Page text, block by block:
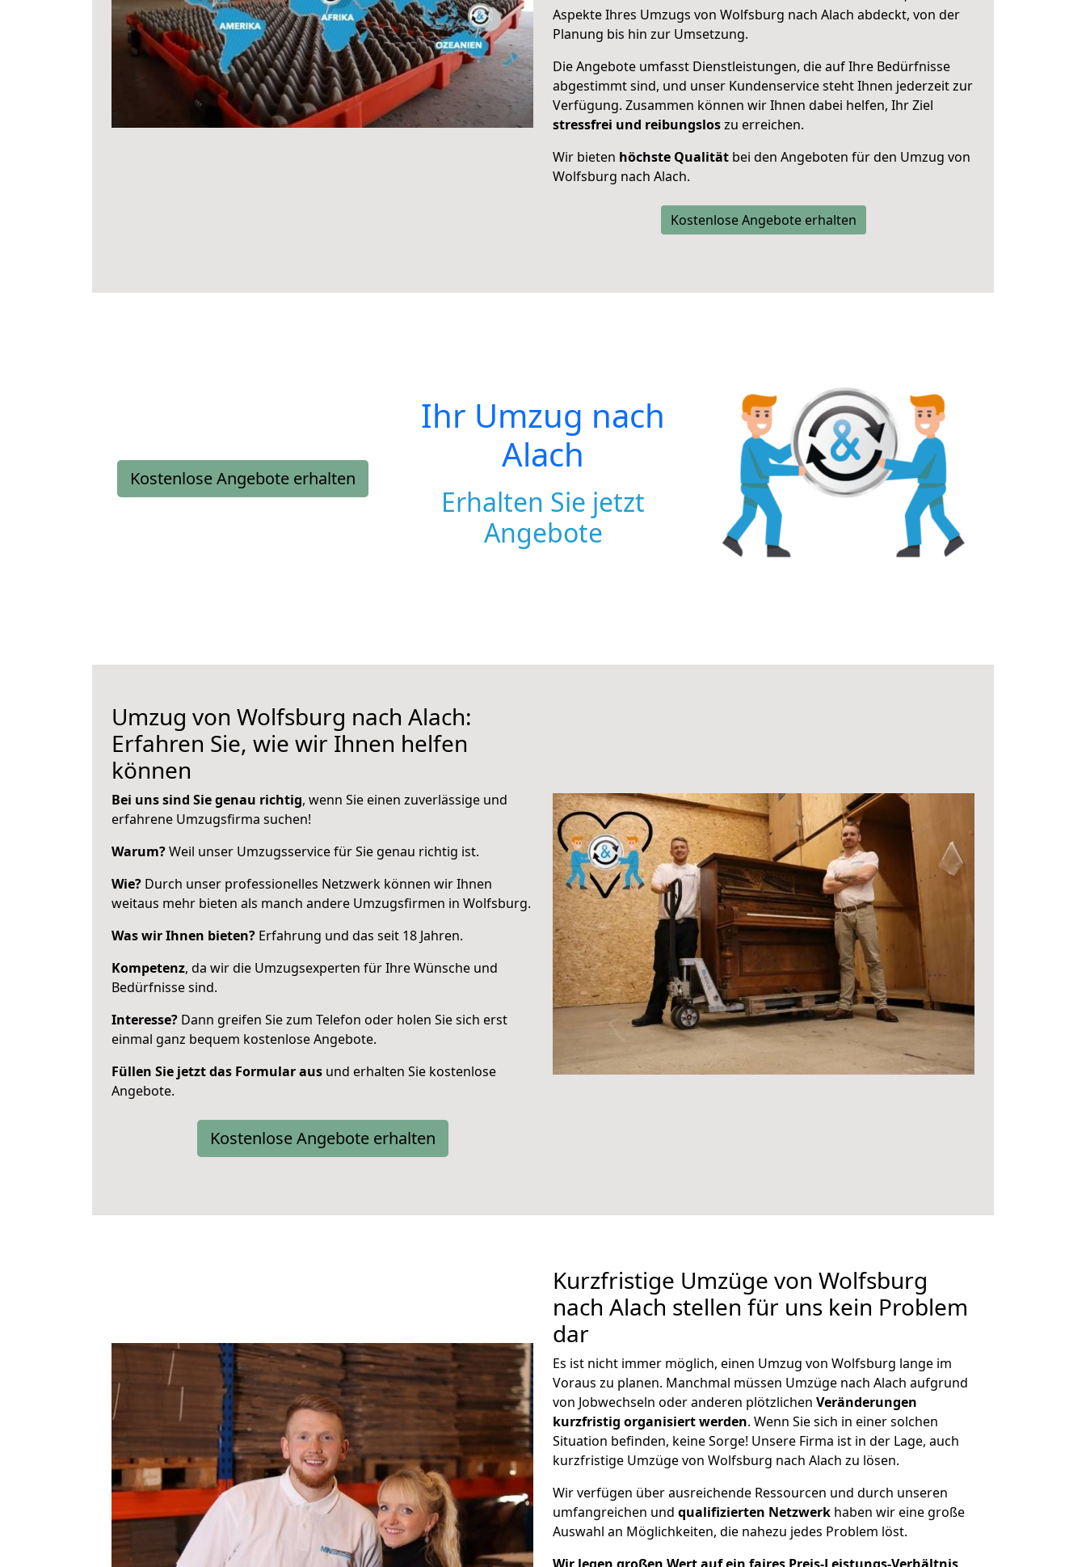
Aspekte Ihres Umzugs von Wolfsburg nach Alach abdeckt, von der
Planung bis hin zur Umsetzung.
Die Angebote umfasst Dienstleistungen, die auf Ihre Bedürfnisse
abgestimmt sind, und unser Kundenservice steht Ihnen jederzeit zur
Verfügung. Zusammen können wir Ihnen dabei helfen, Ihr Ziel
stressfrei und reibungsloszu erreichen.
Wir bieten höchste Qualität bei den Angeboten für den Umzug von
Wolfsburg nach Alach.
Kostenlose Angebote erhalten
Kostenlose Angebote erhalten
Ihr Umzug nach
Alach
Erhalten Sie jetzt
Angebote
Umzug von Wolfsburg nach Alach:
Erfahren Sie, wie wir Ihnen helfen
können
Bei uns sind Sie genau richtig, wenn Sie einen zuverlässige und
erfahrene Umzugsfirma suchen!
Warum?Weil unser Umzugsservice für Sie genau richtig ist.
Wie? Durch unser professionelles Netzwerk können wir Ihnen
weitaus mehr bieten als manch andere Umzugsfirmen in Wolfsburg.
Was wir Ihnen bieten? Erfahrung und das seit 18 Jahren.
Kompetenz, da wir die Umzugsexperten für Ihre Wünsche und
Bedürfnisse sind.
Interesse? Dann greifen Sie zum Telefon oder holen Sie sich erst
einmal ganz bequem kostenlose Angebote.
Füllen Sie jetzt das Formular aus und erhalten Sie kostenlose
Angebote.
Kostenlose Angebote erhalten
Kurzfristige Umzüge von Wolfsburg
nach Alach stellen für uns kein Problem
dar
Es ist nicht immer möglich, einen Umzug von Wolfsburg lange im
Voraus zu planen. Manchmal müssen Umzüge nach Alach aufgrund
von Jobwechseln oder anderen plötzlichen Veränderungen
kurzfristig organisiert werden. Wenn Sie sich in einer solchen
Situation befinden, keine Sorge! Unsere Firma ist in der Lage, auch
kurzfristige Umzüge von Wolfsburg nach Alach zu lösen.
Wir verfügen über ausreichende Ressourcen und durch unseren
umfangreichen und qualifizierten Netzwerk haben wir eine große
Auswahl an Möglichkeiten, die nahezu jedes Problem löst.